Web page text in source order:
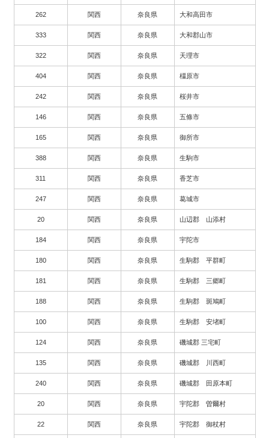
262 関西 奈良県 大和高田市
333 関西 奈良県 大和郡山市
322 関西 奈良県 天理市
404 関西 奈良県 橿原市
242 関西 奈良県 桜井市
146 関西 奈良県 五條市
165 関西 奈良県 御所市
388 関西 奈良県 生駒市
311 関西 奈良県 香芝市
247 関西 奈良県 葛城市
20 関西 奈良県 山辺郡 山添村
184 関西 奈良県 宇陀市
180 関西 奈良県 生駒郡 平群町
181 関西 奈良県 生駒郡 三郷町
188 関西 奈良県 生駒郡 斑鳩町
100 関西 奈良県 生駒郡 安堵町
124 関西 奈良県 磯城郡 三宅町
135 関西 奈良県 磯城郡 川西町
240 関西 奈良県 磯城郡 田原本町
20 関西 奈良県 宇陀郡 曽爾村
22 関西 奈良県 宇陀郡 御杖村